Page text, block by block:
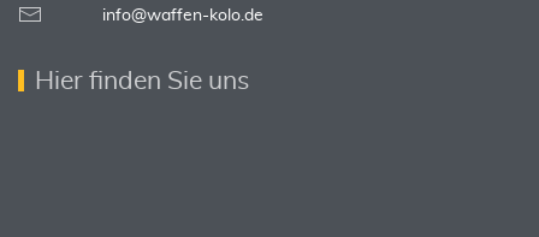
info@waffen-kolo.de
Hier finden Sie uns